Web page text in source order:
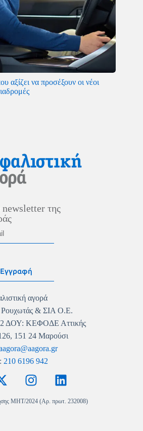
αξίζει να προσέξουν οι νέοι
της
Εγγραφή
αγορά
Ρουχωτάς & ΣΙΑ Ο.Ε.
ΔΟΥ: ΚΕΦΟΔΕ Αττικής
151 24 Μαρούσι
210 6196 942
MHT/2024 (Αρ. πρωτ. 232008)